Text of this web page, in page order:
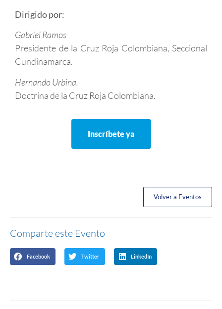
Dirigido por:
Gabriel Ramos
Presidente de la Cruz Roja Colombiana, Seccional
Cundinamarca.
Hernando Urbina.
Doctrina de la Cruz Roja Colombiana.
Inscríbete ya
Volver a Eventos
Comparte este Evento
Facebook Twitter LinkedIn